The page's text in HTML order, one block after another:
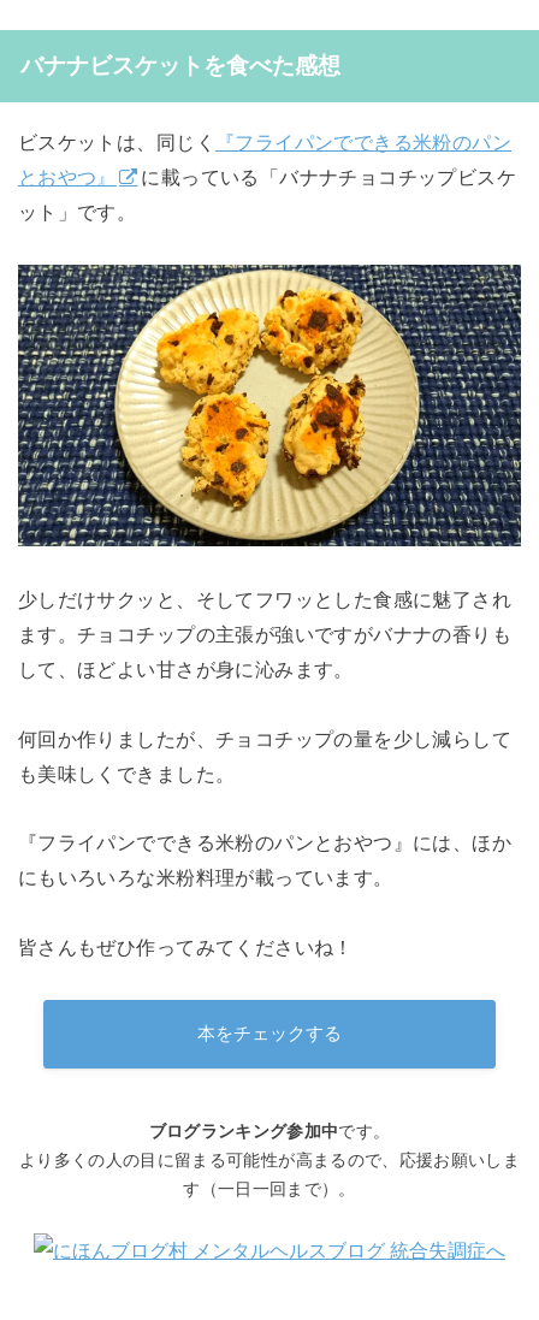
バナナビスケットを食べた感想
ビスケットは、同じく
『フライパンでできる米粉のパン
とおやつ』
に載っている「バナナチョコチップビスケ
ット」です。
少しだけサクッと、そしてフワッとした食感に魅了され
ます。チョコチップの主張が強いですがバナナの香りも
して、ほどよい甘さが身に沁みます。
何回か作りましたが、チョコチップの量を少し減らして
も美味しくできました。
『フライパンでできる米粉のパンとおやつ』には、ほか
にもいろいろな米粉料理が載っています。
皆さんもぜひ作ってみてくださいね！
本をチェックする
ブログランキング参加中です。
より多くの人の目に留まる可能性が高まるので、応援お願いしま
す（一日一回まで）。